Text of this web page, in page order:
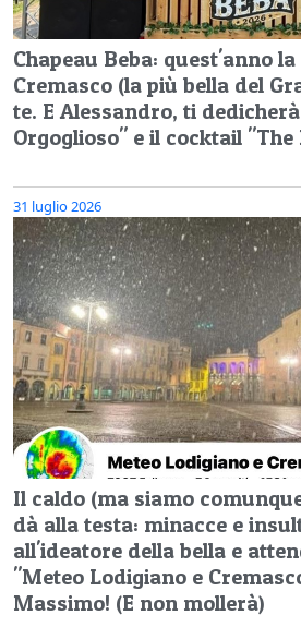
Chapeau Beba: quest'anno
Cremasco (la più bella del
te. E Alessandro, ti
Orgoglioso" e il cocktail "The
31 luglio 2026
Il caldo (ma siamo
dà alla testa: minacce e
all'ideatore della bella e
"Meteo Lodigiano e
Massimo! (E non mollerà)